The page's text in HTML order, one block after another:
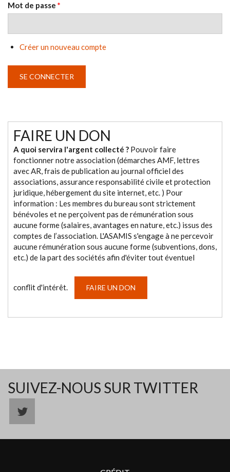
Mot de passe *
Créer un nouveau compte
FAIRE UN DON
A quoi servira l'argent collecté ? Pouvoir faire
fonctionner notre association (démarches AMF, lettres
avec AR, frais de publication au journal officiel des
associations, assurance responsabilité civile et protection
juridique, hébergement du site internet, etc. ) Pour
information : Les membres du bureau sont strictement
bénévoles et ne perçoivent pas de rémunération sous
aucune forme (salaires, avantages en nature, etc.) issus des
comptes de l’association. L'ASAMIS s'engage à ne percevoir
aucune rémunération sous aucune forme (subventions, dons,
etc.) de la part des sociétés afin d'éviter tout éventuel
conflit d'intérêt. FAIRE UN DON
SUIVEZ-NOUS SUR TWITTER